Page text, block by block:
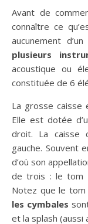
Avant de
connaître ce
aucunement
plusieurs
acoustique ou
constituée de 6
La grosse caisse
Elle est dotée
droit. La caisse
gauche. Souvent
d’où son
de trois : le tom
Notez que le tom
les cymbales
et la splash (aussi